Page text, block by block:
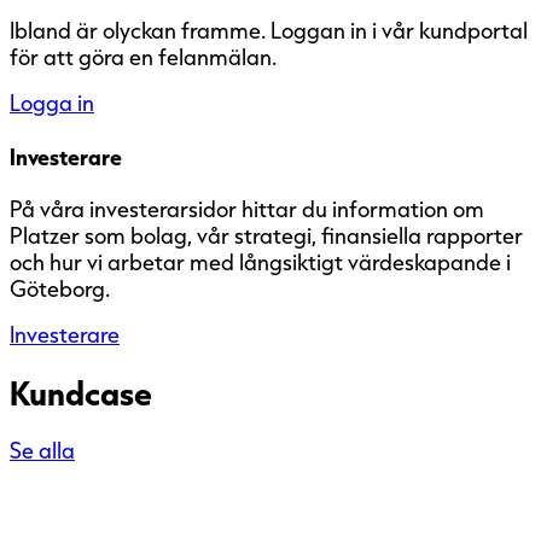
Ibland är olyckan framme. Loggan in i vår kundportal
för att göra en felanmälan.
Logga in
Investerare
På våra investerarsidor hittar du information om
Platzer som bolag, vår strategi, finansiella rapporter
och hur vi arbetar med långsiktigt värdeskapande i
Göteborg.
Investerare
Kundcase
Se alla